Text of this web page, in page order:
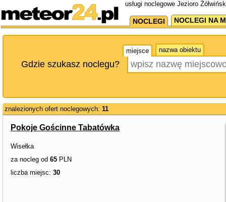
usługi noclegowe Jezioro
NOCLEGI NOCLEGI NA
miejsce nazwa obiektu
Gdzie szukasz noclegu?
znalezionych ofert noclegowych: 11
Pokoje Gościnne Tabatówka
Wisełka
za nocleg od 65 PLN
liczba miejsc: 30